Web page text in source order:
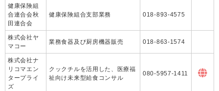
健康保険組
合連合会秋
田連合会
健康保険組合支部業務 018-893-4575
株式会社ヤ
マコー
業務食器及び厨房機器販売 018-863-1574
株式会社ナ
リコマエン
タープライ
ズ
クックチルを活用した、医療福
祉向け未来型給食コンサル
080-5957-1411